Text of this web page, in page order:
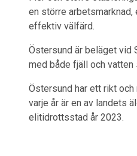
en större arbetsmarknad,
effektiv välfärd.
Östersund är beläget vid
med både fjäll och
Östersund har ett rikt
varje år är en av landets
elitidrottsstad år 2023.